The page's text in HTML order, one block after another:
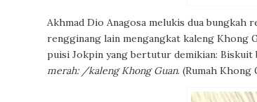
Akhmad Dio Anagosa melukis dua bungkah
rengginang lain mengangkat kaleng Khong
puisi Jokpin yang bertutur demikian: Biskuit
merah: /kaleng Khong Guan. (Rumah Khong